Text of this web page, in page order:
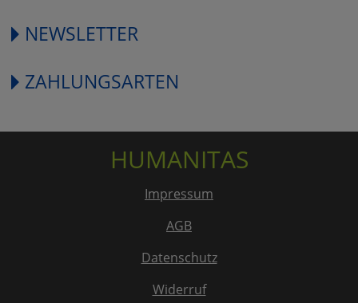
NEWSLETTER
ZAHLUNGSARTEN
HUMANITAS
Impressum
AGB
Datenschutz
Widerruf